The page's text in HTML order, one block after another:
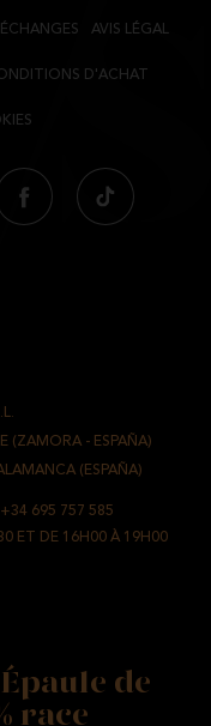
de
race
AVIS LÉGAL
D'ACHAT
(ZAMORA - ESPAÑA)
(ESPAÑA)
+34 695 757 585
ET DE 16H00 À 19H00